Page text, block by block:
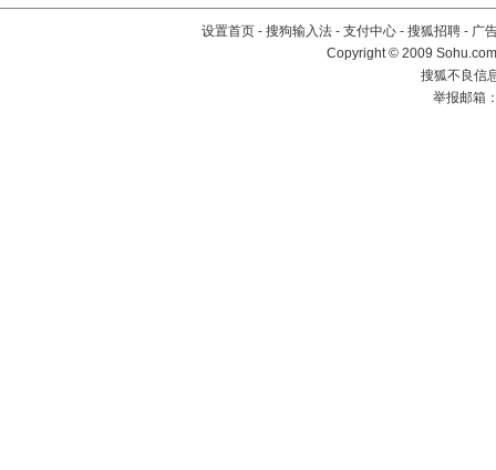
设置首页 - 搜狗输入法 - 支付中心 - 搜狐招聘 - 广
Copyright © 2009
搜狐不良信
举报邮箱